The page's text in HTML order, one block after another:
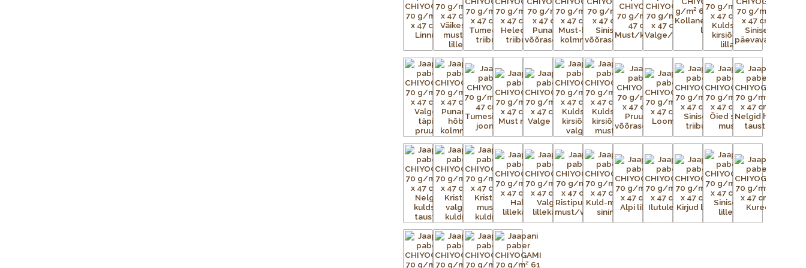
Iga Chiyogami lehe valmistamine on uskumatult töömahukas protsess. Esialgsest kujutisest
tuleb valmistada terve hulk mustriga trükivõrke, mis on terve paberilehe suurused, üks võrk
iga mustris nähtava värvi kohta.
Aluspaber liimitakse esmalt ajutiselt tasasele pinnale. Tänapäeval on kasutusel plast- ja
metallvõrgud. Metallraami peale pingutatud võrgule kantakse valgustundliku emulsiooni abil
trükitav kujutis. Trükivalmis raamid seadistatakse trükikarussellile – iga värv kantakse trükilauale
kinnitatud tootele eraldi. Soovitud kujutis on võrgus avatud, ülejäänud võrgu augud aga
kaetud. Värvi laialiajamiseks ja üleliigse värvi eemaldamiseks kasutatakse raaklit. Värv kuivab ja
kinnistub esemele kuivatustunnelis või lihtsalt õhu käes. Trükivärvid segatakse iga prindi jaoks
eritellimusel, nii et mõnikord ei ole värvid täpselt sellised nagu eelmisel partiil. Pärast värvi
pealekandmist paber kuivatatakse. Protsessi korratakse iga värvi puhul – kolm kuni 15 korda –
kuni mustrid on täielikult trükitud.